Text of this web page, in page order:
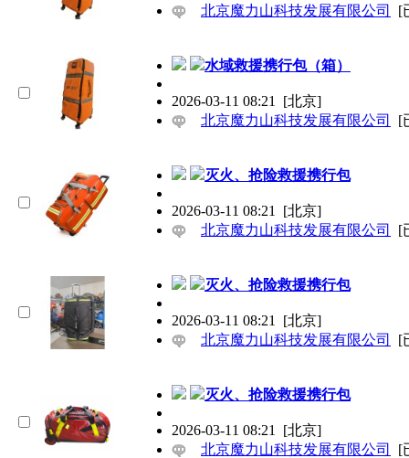
北京魔力山科技发展有限公司
[
水域救援携行包（箱）
2026-03-11 08:21 [北京]
北京魔力山科技发展有限公司
[
灭火、抢险救援携行包
2026-03-11 08:21 [北京]
北京魔力山科技发展有限公司
[
灭火、抢险救援携行包
2026-03-11 08:21 [北京]
北京魔力山科技发展有限公司
[
灭火、抢险救援携行包
2026-03-11 08:21 [北京]
北京魔力山科技发展有限公司
[